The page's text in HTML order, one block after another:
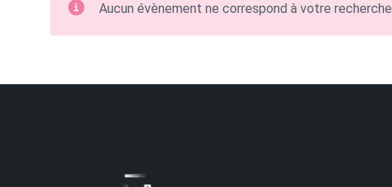
Aucun évènement ne correspond à votre recherche